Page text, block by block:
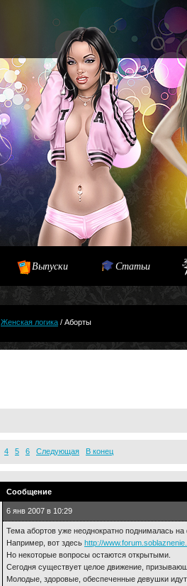
Выпуски Статьи
Женская логика / Аборты
4 5 6 Следующая В конец
Сообщение
6 янв 2007 в 10:29
Тема абортов уже неоднократно поднималась на
Например, вот здесь http://
Но некоторые вопросы остаются открытыми.
Сегодня существует целое движение,
Молодые, здоровые, обеспеченные девушки